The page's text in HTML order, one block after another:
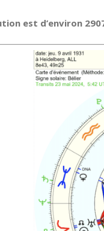
est d’environ